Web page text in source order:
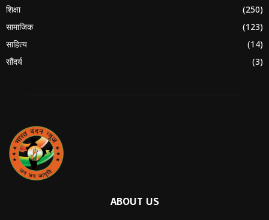
शिक्षा
(250)
सामाजिक
(123)
साहित्य
(14)
सौंदर्य
(3)
ABOUT US